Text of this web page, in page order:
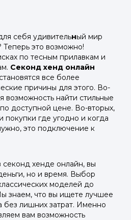
себя удивительный мир
это возможно!
по тесным прилавкам и
Секонд хенд онлайн
все более
причины для этого. Во-
возможность найти стильные
доступной цене. Во-вторых,
покупки где угодно и когда
это подключение к
хенде онлайн, вы
но и время. Выбор
моделей до
знаем, что вы ищете лучшее
без лишних затрат. Именно
вам возможность